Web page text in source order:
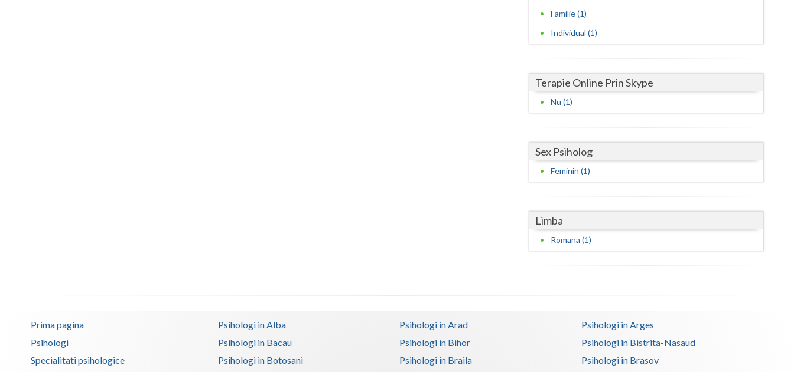
Prahova
Familie (1)
Individual (1)
Terapie Online Prin Skype
Nu (1)
Sex Psiholog
Feminin (1)
Limba
Romana (1)
Prima pagina
Psihologi
Specialitati psihologice
Psihologi in Alba Psihologi in Arad
Psihologi in Arges
Psihologi in Bacau
Psihologi in Bihor
Psihologi in Bistrita-Nasaud
Psihologi in Botosani
Psihologi in Braila Psihologi in Brasov